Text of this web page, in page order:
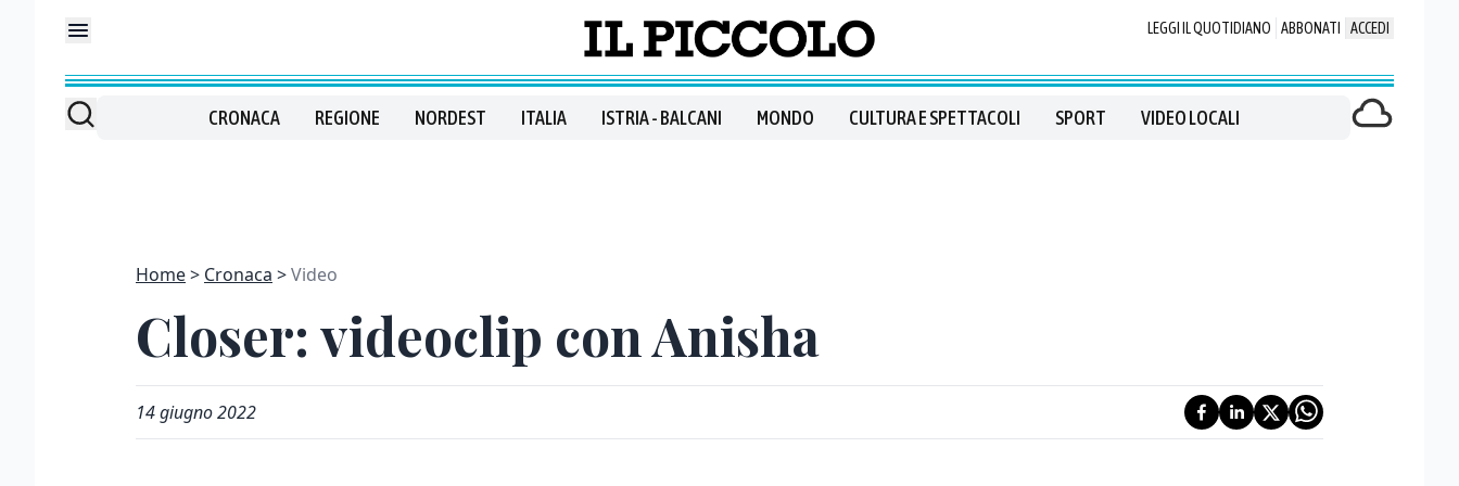
LEGGI IL QUOTIDIANO ABBONATI ACCEDI
CRONACA REGIONE NORDEST ITALIA ISTRIA - BALCANI MONDO CULTURA E SPETTACOLI SPORT VIDEO LOCALI
Home Cronaca Video
Closer: videoclip con Anisha
14 giugno 2022